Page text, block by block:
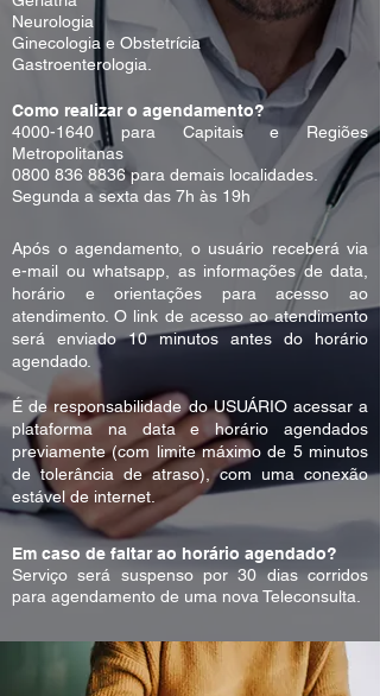
Neurologia
Ginecologia e Obstetrícia
Gastroenterologia.
Como realizar o agendamento?
4000-1640 para Capitais e Regiões
Metropolitanas
0800 836 8836para demais localidades.
Segunda a sexta das 7h às 19h
Após o agendamento, o usuário receberá via
e-mail ou whatsapp, as informações de data,
horário e orientações para acesso ao
atendimento. O link de acesso ao atendimento
será enviado 10 minutos antes do horário
agendado.
É de responsabilidade do USUÁRIO acessar a
plataforma na data e horário agendados
previamente (com limite máximo de 5 minutos
de tolerância de atraso), com uma conexão
estável de internet.
Em caso de faltar ao horário agendado?
Serviço será suspenso por 30 dias corridos
para agendamento de uma nova Teleconsulta.